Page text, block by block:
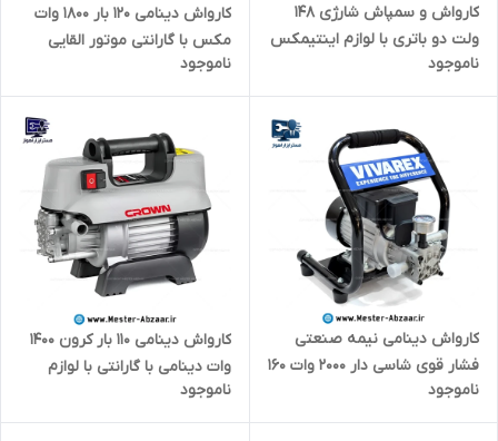
کارواش و سمپاش شارژی 148
ولت دو باتری با لوازم اینتیمکس
مدل INTIMAX 0431
ناموجود
کارواش دینامی 120 بار 1800 وات
مکس با گارانتی موتور القایی
مدل MAKS CW1
ناموجود
کارواش دینامی نیمه صنعتی
فشار قوی شاسی دار 2000 وات 160
بار ویوارکس گارانتی یک ساله
مدل VIVAREX VR8160-PW
ناموجود
کارواش دینامی 110 بار کرون 1400
وات دینامی با گارانتی با لوازم
برند CROWN CT42056‎
ناموجود